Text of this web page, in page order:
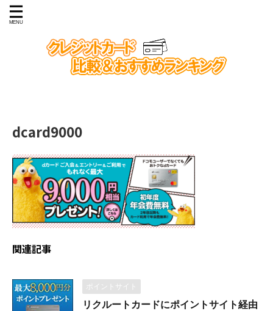
dcard9000
関連記事
ポイントサイト
リクルートカードにポイントサイト経由